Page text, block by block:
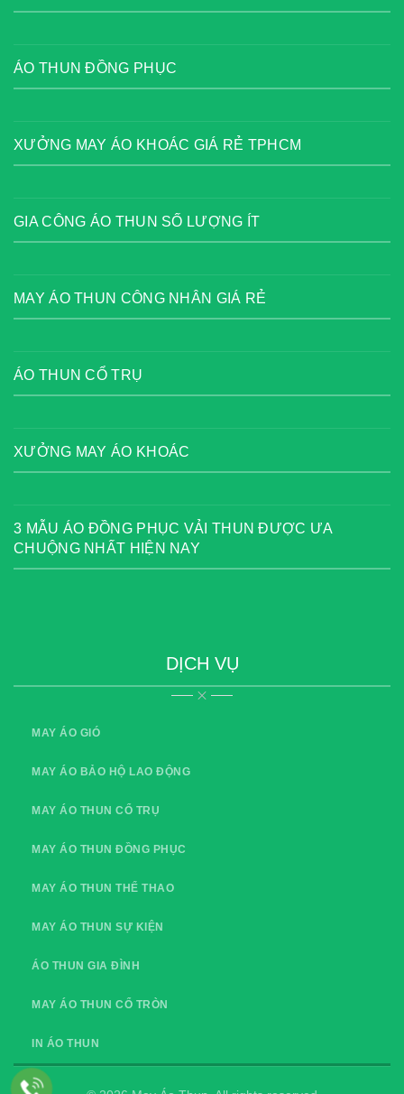
ÁO THUN ĐỒNG PHỤC
XƯỞNG MAY ÁO KHOÁC GIÁ RẺ TPHCM
GIA CÔNG ÁO THUN SỐ LƯỢNG ÍT
MAY ÁO THUN CÔNG NHÂN GIÁ RẺ
ÁO THUN CỔ TRỤ
XƯỞNG MAY ÁO KHOÁC
3 MẪU ÁO ĐỒNG PHỤC VẢI THUN ĐƯỢC ƯA
CHUỘNG NHẤT HIỆN NAY
DỊCH VỤ
MAY ÁO GIÓ
MAY ÁO BẢO HỘ LAO ĐỘNG
MAY ÁO THUN CỔ TRỤ
MAY ÁO THUN ĐỒNG PHỤC
MAY ÁO THUN THỂ THAO
MAY ÁO THUN SỰ KIỆN
ÁO THUN GIA ĐÌNH
MAY ÁO THUN CỔ TRÒN
IN ÁO THUN